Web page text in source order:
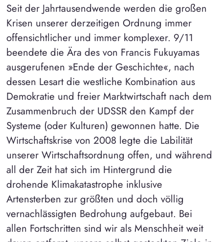
Seit der Jahrtausendwende werden die großen
Krisen unserer derzeitigen Ordnung immer
offensichtlicher und immer komplexer. 9/11
beendete die Ära des von Francis Fukuyamas
ausgerufenen »Ende der Geschichte«, nach
dessen Lesart die westliche Kombination aus
Demokratie und freier Marktwirtschaft nach dem
Zusammenbruch der UDSSR den Kampf der
Systeme (oder Kulturen) gewonnen hatte. Die
Wirtschaftskrise von 2008 legte die Labilität
unserer Wirtschaftsordnung offen, und während
all der Zeit hat sich im Hintergrund die
drohende Klimakatastrophe inklusive
Artensterben zur größten und doch völlig
vernachlässigten Bedrohung aufgebaut. Bei
allen Fortschritten sind wir als Menschheit weit